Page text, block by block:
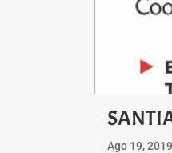
Ago 19, 2019